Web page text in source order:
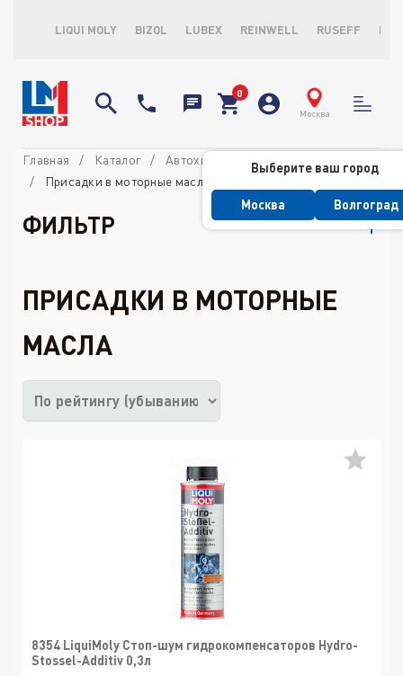
LIQUI MOLY BIZOL LUBEX REINWELL RUSEFF
Москва
Выберите ваш город
Москва Волгоград
Главная Каталог
Автохимия потребительская
Присадки в моторные масла
ФИЛЬТР
ПРИСАДКИ В МОТОРНЫЕ
МАСЛА
8354 LiquiMoly Стоп-шум гидрокомпенсаторов Hydro-
Stossel-Additiv 0,3л